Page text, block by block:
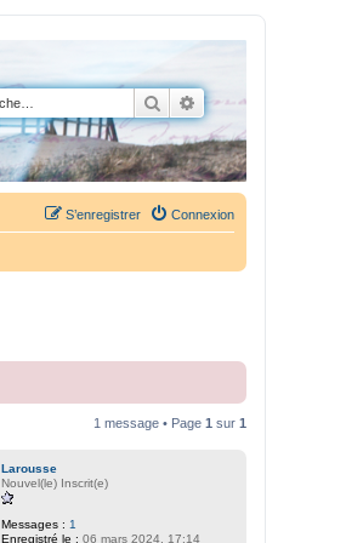
Rechercher
Recherche avancée
Connexion
S’enregistrer
1 message • Page 1 sur 1
Larousse
Nouvel(le) Inscrit(e)
Messages : 1
Enregistré le : 06 mars 2024, 17:14